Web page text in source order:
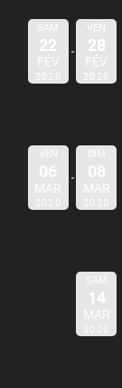
SAM
22
FÉV
2020
VEN
28
FÉV
2020
VEN
06
MAR
2020
DIM
08
MAR
2020
SAM
14
MAR
2020